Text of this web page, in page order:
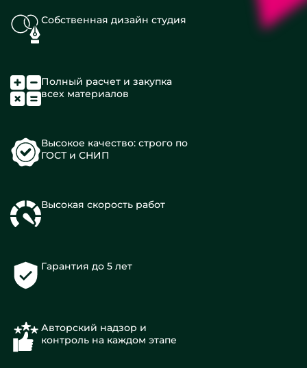
Собственная дизайн студия
Полный расчет и закупка
всех материалов
Высокое качество: строго по
ГОСТ и СНИП
Высокая скорость работ
Гарантия до 5 лет
Авторский надзор и
контроль на каждом этапе